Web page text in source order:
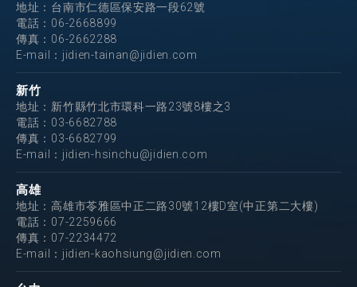
地址：台南市仁德區保安路一段62號
電話： 06-2668899
傳真：06-2662288
E-mail： jidien-tainan@jidien.com
新竹
地址：新竹縣竹北市環科一路23號8樓之3
電話： 03-6682788
傳真：03-6682799
E-mail： jidien-hsinchu@jidien.com
高雄
地址：高雄市苓雅區中正二路30號12樓D室(中正第二大樓)
電話： 07-2259666
傳真：07-2234472
E-mail： jidien-kaohsiung@jidien.com